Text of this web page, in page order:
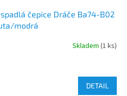
čepice Dráče Ba74-B02
modrá
Skladem (1 ks)
DETAIL